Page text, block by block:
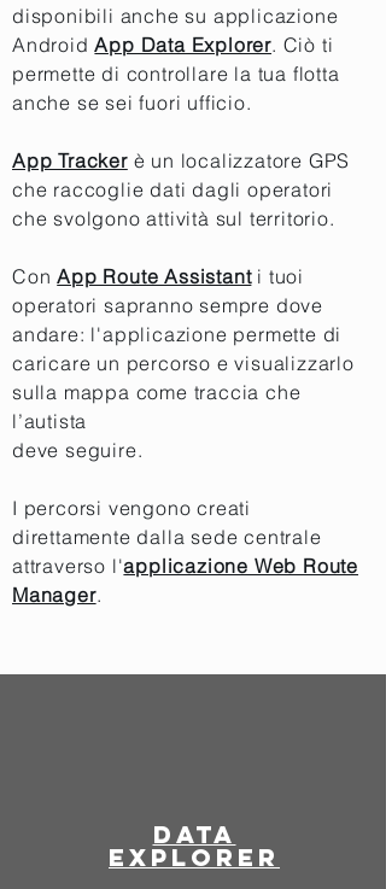
disponibili anche su applicazione
Android App Data Explorer. Ciò ti
permette di controllare la tua flotta
anche se sei fuori ufficio.
App Trackerè un localizzatore GPS
che raccoglie dati dagli operatori
che svolgono attività sul territorio.
ConApp Route Assistanti tuoi
operatori sapranno sempre dove
andare: l'applicazione permette di
caricare un percorso e visualizzarlo
sulla mappa come traccia che
l’autista
deve seguire.
I percorsi vengono creati
direttamente dalla sede centrale
attraverso l'applicazione Web Route
Manager.
data
explorer